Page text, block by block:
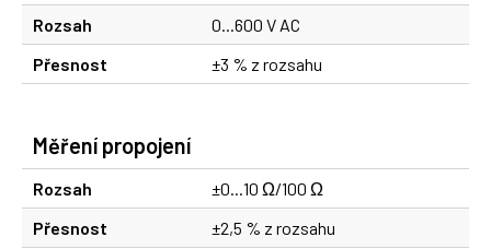
Rozsah
0...600 V AC
Přesnost
±3 % z rozsahu
Měření propojení
Rozsah
±0...10 Ω/100 Ω
Přesnost
±2,5 % z rozsahu